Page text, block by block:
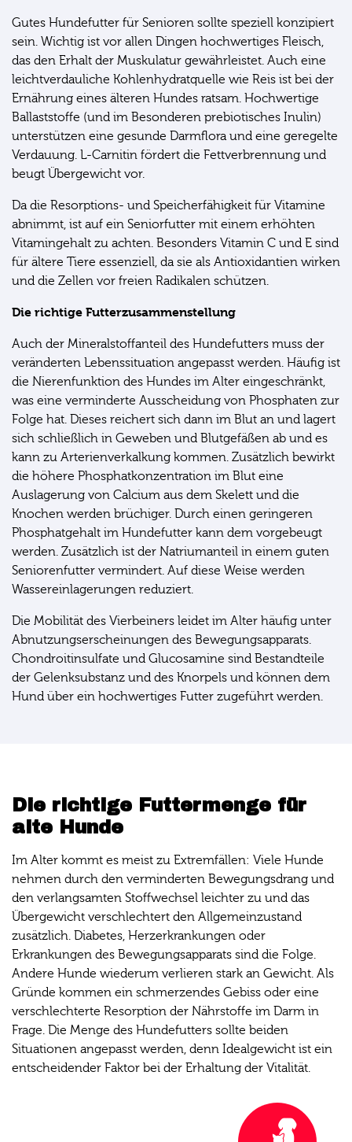
Gutes Hundefutter für Senioren sollte speziell konzipiert
sein. Wichtig ist vor allen Dingen hochwertiges Fleisch,
das den Erhalt der Muskulatur gewährleistet. Auch eine
leichtverdauliche Kohlenhydratquelle wie Reis ist bei der
Ernährung eines älteren Hundes ratsam. Hochwertige
Ballaststoffe (und im Besonderen prebiotisches Inulin)
unterstützen eine gesunde Darmflora und eine geregelte
Verdauung. L-Carnitin fördert die Fettverbrennung und
beugt Übergewicht vor.
Da die Resorptions- und Speicherfähigkeit für Vitamine
abnimmt, ist auf ein Seniorfutter mit einem erhöhten
Vitamingehalt zu achten. Besonders Vitamin C und E sind
für ältere Tiere essenziell, da sie als Antioxidantien wirken
und die Zellen vor freien Radikalen schützen.
Die richtige Futterzusammenstellung
Auch der Mineralstoffanteil des Hundefutters muss der
veränderten Lebenssituation angepasst werden. Häufig ist
die Nierenfunktion des Hundes im Alter eingeschränkt,
was eine verminderte Ausscheidung von Phosphaten zur
Folge hat. Dieses reichert sich dann im Blut an und lagert
sich schließlich in Geweben und Blutgefäßen ab und es
kann zu Arterienverkalkung kommen. Zusätzlich bewirkt
die höhere Phosphatkonzentration im Blut eine
Auslagerung von Calcium aus dem Skelett und die
Knochen werden brüchiger. Durch einen geringeren
Phosphatgehalt im Hundefutter kann dem vorgebeugt
werden. Zusätzlich ist der Natriumanteil in einem guten
Seniorenfutter vermindert. Auf diese Weise werden
Wassereinlagerungen reduziert.
Die Mobilität des Vierbeiners leidet im Alter häufig unter
Abnutzungserscheinungen des Bewegungsapparats.
Chondroitinsulfate und Glucosamine sind Bestandteile
der Gelenksubstanz und des Knorpels und können dem
Hund über ein hochwertiges Futter zugeführt werden.
Die richtige Futtermenge für
alte Hunde
Im Alter kommt es meist zu Extremfällen: Viele Hunde
nehmen durch den verminderten Bewegungsdrang und
den verlangsamten Stoffwechsel leichter zu und das
Übergewicht verschlechtert den Allgemeinzustand
zusätzlich. Diabetes, Herzerkrankungen oder
Erkrankungen des Bewegungsapparats sind die Folge.
Andere Hunde wiederum verlieren stark an Gewicht. Als
Gründe kommen ein schmerzendes Gebiss oder eine
verschlechterte Resorption der Nährstoffe im Darm in
Frage. Die Menge des Hundefutters sollte beiden
Situationen angepasst werden, denn Idealgewicht ist ein
entscheidender Faktor bei der Erhaltung der Vitalität.